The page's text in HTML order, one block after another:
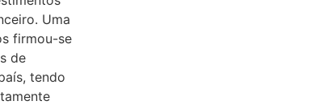
Uma
firmou-se
de
tendo